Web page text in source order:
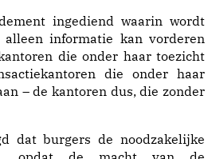
ingediend waarin wordt
alleen informatie kan vorderen
die onder haar toezicht
die onder haar
– de kantoren dus, die zonder
dat burgers de noodzakelijke